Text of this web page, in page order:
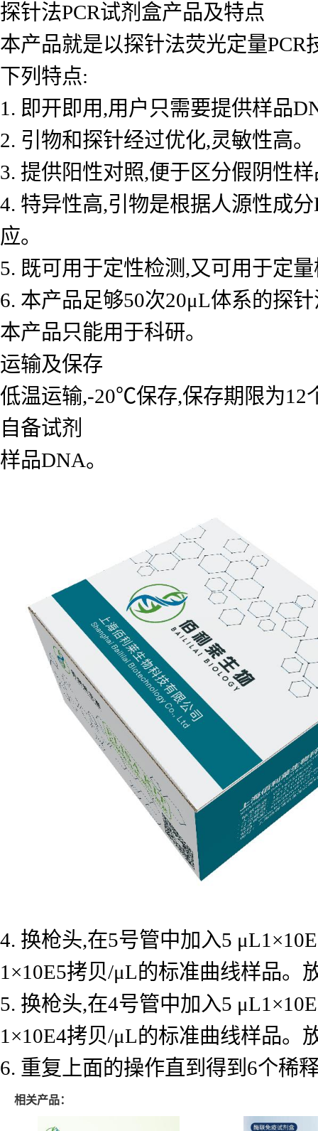
探针法PCR试剂盒产品及特点
本产品就是以探针法荧光定量
下列特点:
1. 即开即用,用户只需要提供样品
2. 引物和探针经过优化,灵敏性高。
3. 提供阳性对照,便于区分假阴性
4. 特异性高,引物是根据人源性成
应。
5. 既可用于定性检测,又可用于定
6. 本产品足够50次20μL体系的探
本产品只能用于科研。
运输及保存
低温运输,-20℃保存,保存期限为12
自备试剂
样品DNA。
4. 换枪头,在5号管中加入5
1×10E5拷贝/μL的标准曲线样品。
5. 换枪头,在4号管中加入5
1×10E4拷贝/μL的标准曲线样品。
6. 重复上面的操作直到得到6个稀
相关产品：